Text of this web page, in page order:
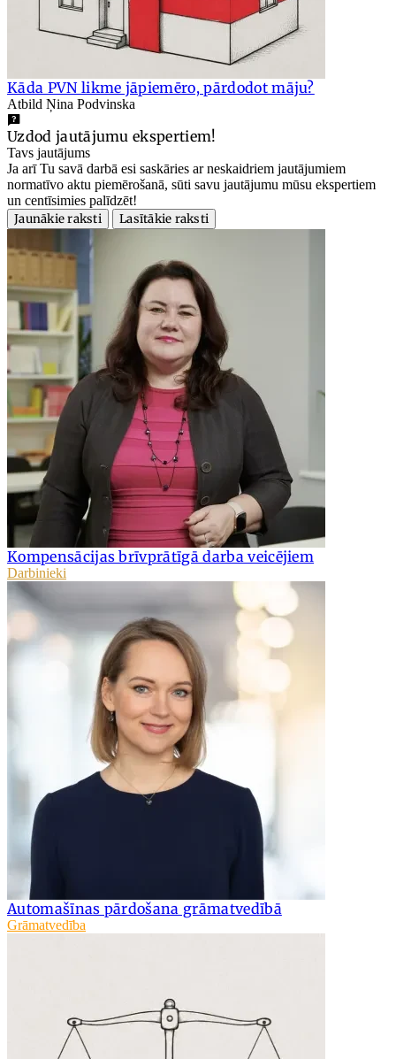
Kāda PVN likme jāpiemēro, pārdodot māju?
Atbild Ņina Podvinska
Uzdod jautājumu ekspertiem!
Tavs jautājums
Ja arī Tu savā darbā esi saskāries ar neskaidriem jautājumiem
normatīvo aktu piemērošanā, sūti savu jautājumu mūsu ekspertiem
un centīsimies palīdzēt!
Jaunākie raksti
Lasītākie raksti
Kompensācijas brīvprātīgā darba veicējiem
Darbinieki
Automašīnas pārdošana grāmatvedībā
Grāmatvedība